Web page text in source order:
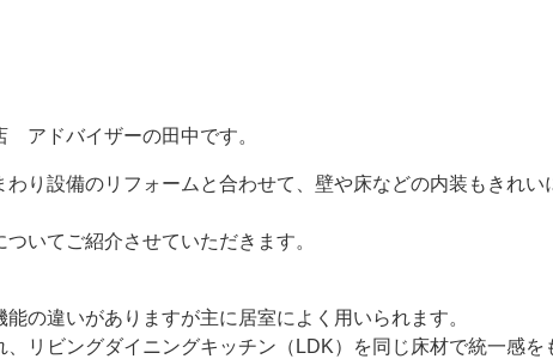
アドバイザーの田中です。
り設備のリフォームと合わせて、壁や床などの内装もきれ
いてご紹介させていただきます。
の違いがありますが主に居室によく用いられます。
リビングダイニングキッチン（LDK）を同じ床材で統一感を